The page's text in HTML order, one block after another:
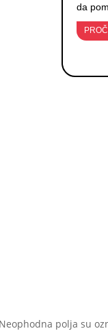
da
Neophodna polja su